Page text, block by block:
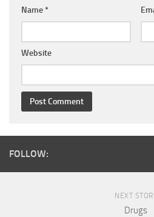
Name *
Website
FOLLOW:
NEXT
Drugs